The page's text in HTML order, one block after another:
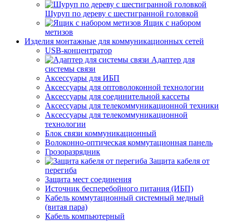
Шуруп по дереву с шестигранной головкой
Ящик с набором
метизов
Изделия монтажные для коммуникационных сетей
USB-концентратор
Адаптер для
системы связи
Аксессуары для ИБП
Аксессуары для оптоволоконной технологии
Аксессуары для соединительной кассеты
Аксессуары для телекоммуникационной техники
Аксессуары для телекоммуникационной
технологии
Блок связи коммуникационный
Волоконно-оптическая коммутационная панель
Грозоразрядник
Защита кабеля от
перегиба
Защита мест соединения
Источник бесперебойного питания (ИБП)
Кабель коммутационный системный медный
(витая пара)
Кабель компьютерный